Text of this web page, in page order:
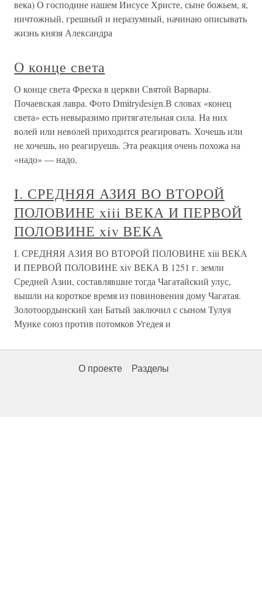
века) О господине нашем Иисусе Христе, сыне божьем, я,
ничтожный, грешный и неразумный, начинаю описывать
жизнь князя Александра
О конце света
О конце света Фреска в церкви Святой Варвары.
Почаевская лавра. Фото Dmitrydesign.В словах «конец
света» есть невыразимо притягательная сила. На них
волей или неволей приходится реагировать. Хочешь или
не хочешь, но реагируешь. Эта реакция очень похожа на
«надо» — надо,
I. СРЕДНЯЯ АЗИЯ ВО ВТОРОЙ
ПОЛОВИНЕ xiii ВЕКА И ПЕРВОЙ
ПОЛОВИНЕ xiv ВЕКА
I. СРЕДНЯЯ АЗИЯ ВО ВТОРОЙ ПОЛОВИНЕ xiii ВЕКА
И ПЕРВОЙ ПОЛОВИНЕ xiv ВЕКА В 1251 г. земли
Средней Азии, составлявшие тогда Чагатайский улус,
вышли на короткое время из повиновения дому Чагатая.
Золотоордынский хан Батый заключил с сыном Тулуя
Мунке союз против потомков Угедея и
О проекте Разделы